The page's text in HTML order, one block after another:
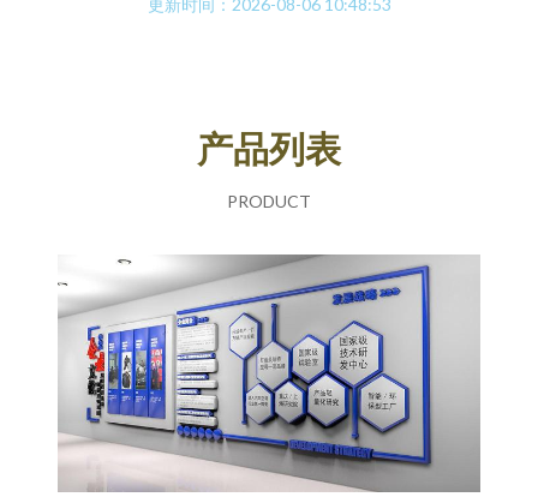
更新时间：2026-08-06 10:48:53
产品列表
PRODUCT